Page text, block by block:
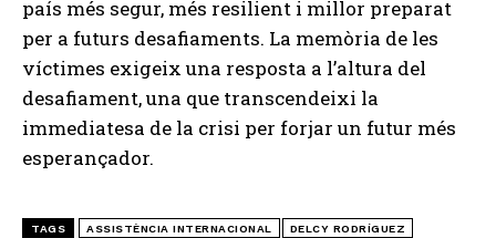
país més segur, més resilient i millor preparat
per a futurs desafiaments. La memòria de les
víctimes exigeix una resposta a l’altura del
desafiament, una que transcendeixi la
immediatesa de la crisi per forjar un futur més
esperançador.
TAGS ASSISTÈNCIA INTERNACIONAL DELCY RODRÍGUEZ